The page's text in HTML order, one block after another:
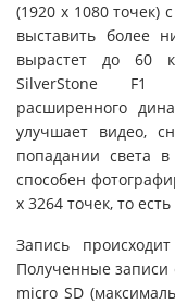
(1920 x 1080 точек)
выставить более
вырастет до 60
SilverStone F1
расширенного
улучшает видео,
попадании света в
способен
х 3264 точек, то
Запись
Полученные записи
micro SD